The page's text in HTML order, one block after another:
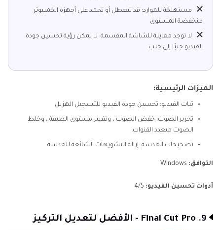
مستهلكة للموارد: قد تتعطل أو تجمد على أجهزة الكمبيوتر
منخفضة المستوى
لا توجد معاينة للشاشة المقسمة: لا يمكن رؤية تحسين جودة
الفيديو جنبًا إلى جنب
الميزات الرئيسية:
ثبات الفيديو: تحسين جودة الفيديو للتسجيل الهزيل
تحرير الصوت: خفض الصوت ، وتغيير مستوى الطبقة ، وخلط
الصوت متعدد القنوات
تصحيحات العدسة: إزالة التشويهات الشائعة للعدسة
التوافق:
أدوات تحسين الفيديو:
9. Final Cut Pro - الأفضل لتعديل التركيز